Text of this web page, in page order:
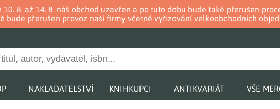
8. až 14. 8. náš obchod uzavřen a po tuto dobu bude také přerušen
bude přerušen provoz naší firmy včetně vyřizování velkoobchodních
NAKLADATELSTVÍ KNIHKUPCI ANTIKVARIÁT VŠE